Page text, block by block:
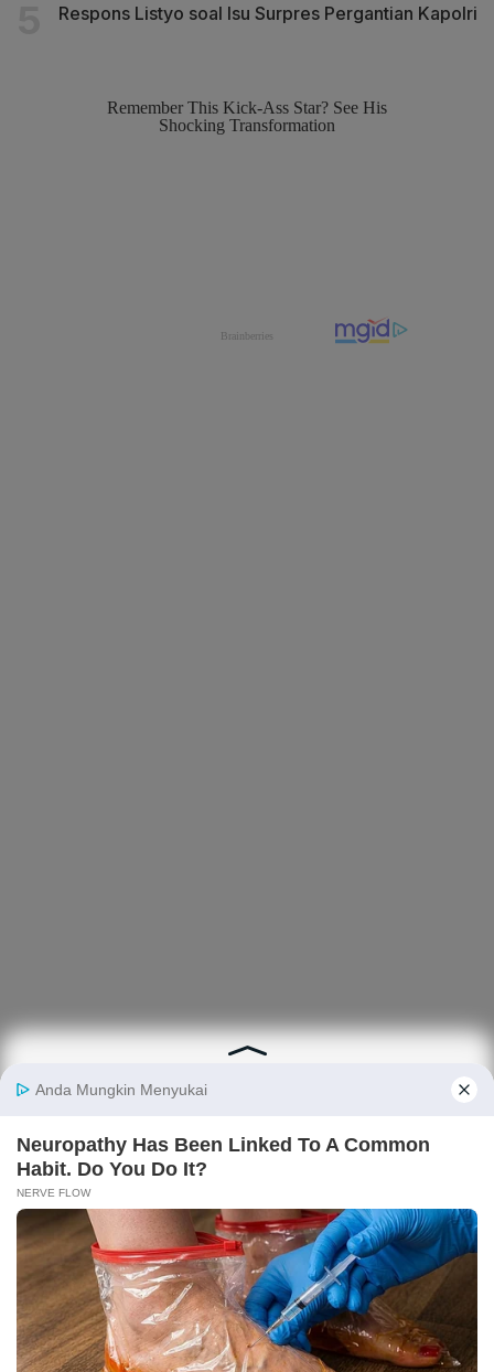
Respons Listyo soal Isu Surpres Pergantian Kapolri
Berita
Nasional
Finansial
Makro
Digital
E-Commerce
Ekonopedia
Sejarah